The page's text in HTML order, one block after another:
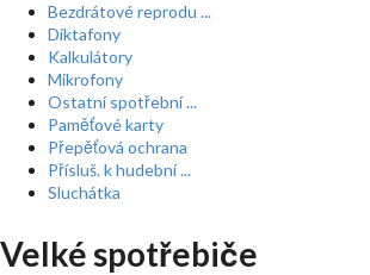
Bezdrátové reprodu ...
Diktafony
Kalkulátory
Mikrofony
Ostatní spotřební ...
Paměťové karty
Přepěťová ochrana
Přísluš. k hudební ...
Sluchátka
Velké spotřebiče